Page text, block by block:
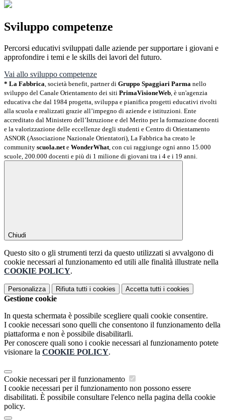
Sviluppo competenze
Percorsi educativi sviluppati dalle aziende per supportare i giovani e
approfondire i temi e le skills dei lavori del futuro.
Vai allo sviluppo competenze
* La Fabbrica , società benefit, partner di Gruppo Spaggiari Parma nello
sviluppo del Canale Orientamento dei siti PrimaVisioneWeb , è un'agenzia
educativa che dal 1984 progetta, sviluppa e pianifica progetti educativi rivolti
alla scuola e realizzati grazie all’impegno di aziende e istituzioni. Ente
accreditato dal Ministero dell’Istruzione e del Merito per la formazione docenti
e la valorizzazione delle eccellenze degli studenti e Centro di Orientamento
ASNOR (Associazione Nazionale Orientatori), La Fabbrica ha creato le
community scuola.net e WonderWhat , con cui raggiunge ogni anno 15.000
scuole, 200.000 docenti e più di 1 milione di giovani tra i 4 e i 19 anni.
Chiudi
Questo sito o gli strumenti terzi da questo utilizzati si avvalgono di
cookie necessari al funzionamento ed utili alle finalità illustrate nella
COOKIE POLICY.
Personalizza Rifiuta tutti i cookies Accetta tutti i cookies
Gestione cookie
In questa schermata è possibile scegliere quali cookie consentire.
I cookie necessari sono quelli che consentono il funzionamento della
piattaforma e non è possibile disabilitarli.
Per conoscere quali sono i cookie necessari al funzionamento potete
visionare la COOKIE POLICY.
Cookie necessari per il funzionamento
I cookie necessari per il funzionamento non possono essere
disabilitati. È possibile consultare l'elenco nella pagina della cookie
policy.